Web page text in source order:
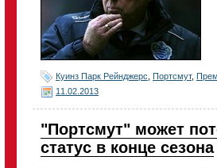
Куинз Парк Рейнджерс Портсмут,
11.02.2013
"Портсмут" может
статус в конце сезона